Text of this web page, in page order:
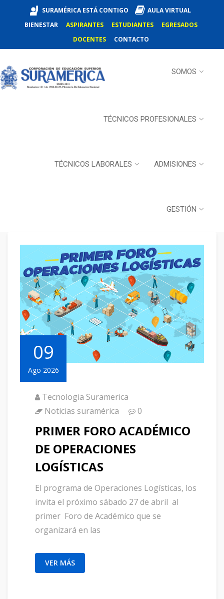
SURAMÉRICA ESTÁ CONTIGO
AULA VIRTUAL
BIENESTAR
ASPIRANTES ESTUDIANTES
EGRESADOS
DOCENTES
CONTACTO
SOMOS
TÉCNICOS PROFESIONALES
TÉCNICOS LABORALES ADMISIONES
GESTIÓN
09
Ago 2026
Tecnologia Suramerica
Noticias suramérica
0
PRIMER FORO ACADÉMICO
DE OPERACIONES
LOGÍSTICAS
El programa de Operaciones Logísticas, los
invita el próximo sábado 27 de abril al
primer Foro de Académico que se
organizará en las
VER MÁS